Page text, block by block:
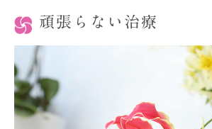
頑張らない治療